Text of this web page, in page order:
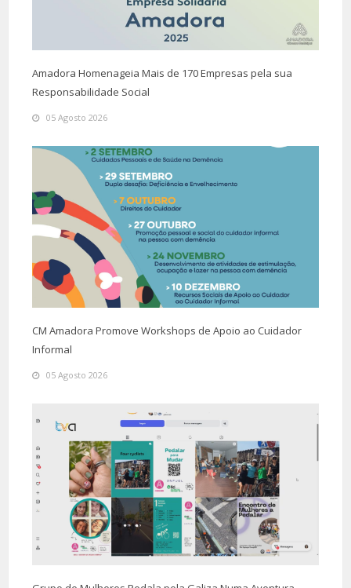
Amadora Homenageia Mais de 170 Empresas pela sua
Responsabilidade Social
05 Agosto 2026
CM Amadora Promove Workshops de Apoio ao Cuidador
Informal
05 Agosto 2026